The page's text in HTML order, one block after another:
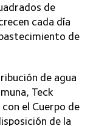
de
cada día
de
de agua
Teck
el Cuerpo de
de la